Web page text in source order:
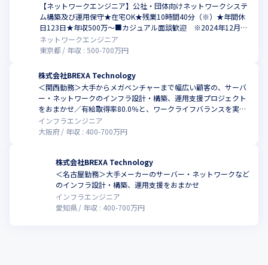
WEBサイト構築・コンサルティング、DX、ロボティクスなど広範
にわたり、
開発、運用・保守はもちろん、企画や要件定義、設計といった上
流工程まで網羅しています。
★スキルアップ・キャリアアップを実現する体制を整えること
で、お客様から信頼されるエンジニアに
【キャリアを後押しする社員研修】
グループ会社に技術者育成に特化した教育会社があり、
社員一人ひとりが最大限に活躍出来る場の提供やステップアップ
人材育成メニューの充実にも力を注いでいます。
エンジニアであれば、PG→SE→PL→PMといった従来通りのキャ
リアパスだけでなく、
BREXA Technology独自の体制としてセクションリーダー（SL）
やクライアントリーダー（CL）
【ネットワークエンジニア】公社・団体向けネットワークシステ
ム構築及び運用保守★在宅OK★残業10時間40分（※）★年間休
日123日★年収500万～■カジュアル面談歓迎 ※2024年12月時
点
ネットワークエンジニア
東京都
年収 : 500-700万円
株式会社BREXA Technology
＜関西勤務＞大手からメガベンチャーまで幅広い顧客の、サーバ
ー・ネットワークのインフラ設計・構築、運用支援プロジェクト
をおまかせ／有給取得率80.0％と、ワークライフバランスを実現
しやすい環境
インフラエンジニア
大阪府
年収 : 400-700万円
株式会社BREXA Technology
＜名古屋勤務＞⼤⼿メーカーのサーバー・ネットワークなど
のインフラ設計・構築、運用支援をおまかせ
インフラエンジニア
愛知県
年収 : 400-700万円